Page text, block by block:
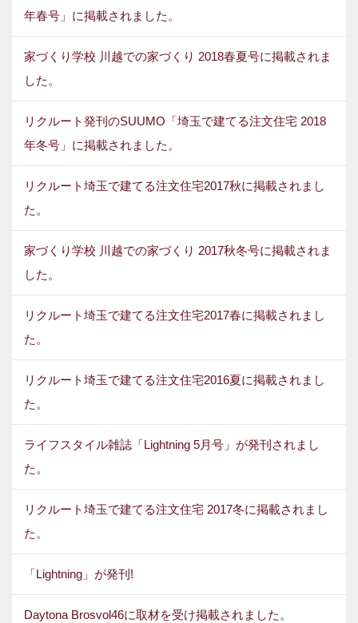
年春号」に掲載されました。
家づくり学校 川越での家づくり 2018春夏号に掲載されま
した。
リクルート発刊のSUUMO「埼玉で建てる注文住宅 2018
年冬号」に掲載されました。
リクルート埼玉で建てる注文住宅2017秋に掲載されまし
た。
家づくり学校 川越での家づくり 2017秋冬号に掲載されま
した。
リクルート埼玉で建てる注文住宅2017春に掲載されまし
た。
リクルート埼玉で建てる注文住宅2016夏に掲載されまし
た。
ライフスタイル雑誌「Lightning 5月号」が発刊されまし
た。
リクルート埼玉で建てる注文住宅 2017冬に掲載されまし
た。
「Lightning」が発刊!
Daytona Brosvol46に取材を受け掲載されました。